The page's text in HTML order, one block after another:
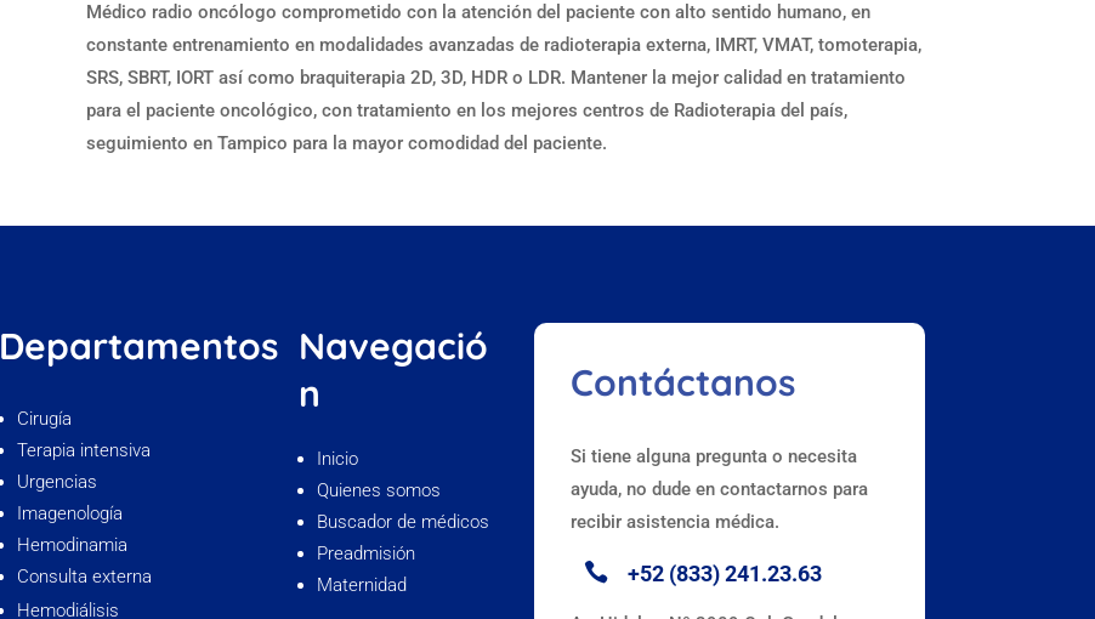
Médico radio oncólogo comprometido con la atención del paciente con alto sentido humano, en
constante entrenamiento en modalidades avanzadas de radioterapia externa, IMRT, VMAT, tomoterapia,
SRS, SBRT, IORT así como braquiterapia 2D, 3D, HDR o LDR. Mantener la mejor calidad en tratamiento
para el paciente oncológico, con tratamiento en los mejores centros de Radioterapia del país,
seguimiento en Tampico para la mayor comodidad del paciente.
Departamentos
Cirugía
Terapia intensiva
Urgencias
Imagenología
Hemodinamia
Consulta externa
Hemodiálisis
Navegació
n
Inicio
Quienes somos
Buscador de médicos
Preadmisión
Maternidad
Contáctanos
Si tiene alguna pregunta o necesita
ayuda, no dude en contactarnos para
recibir asistencia médica.
 +52 (833) 241.23.63